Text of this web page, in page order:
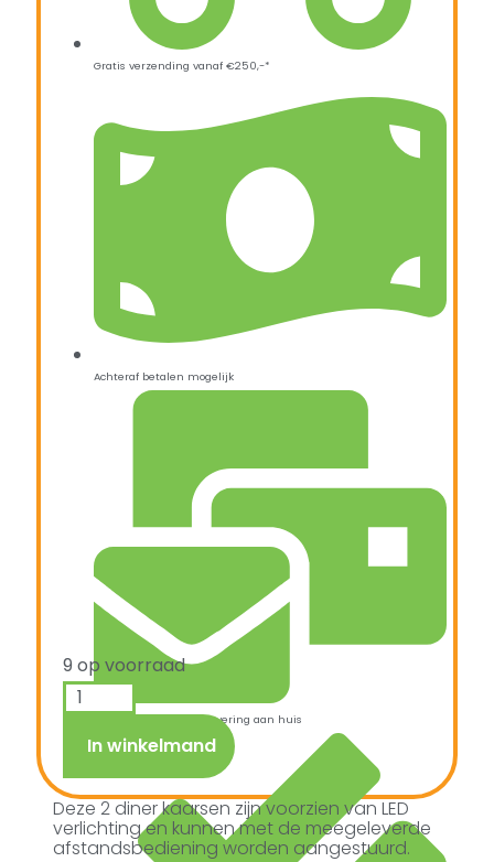
Gratis verzending vanaf €250,-*
Achteraf betalen mogelijk
Snelle verzending & levering aan huis
9 op voorraad
In winkelmand
Deze 2 diner kaarsen zijn voorzien van LED
verlichting en kunnen met de meegeleverde
afstandsbediening worden aangestuurd.